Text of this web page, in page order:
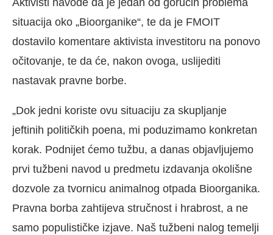
Aktivisti navode da je jedan od gorućih problema
situacija oko „Bioorganike“, te da je FMOIT
dostavilo komentare aktivista investitoru na ponovo
očitovanje, te da će, nakon ovoga, uslijediti
nastavak pravne borbe.
„Dok jedni koriste ovu situaciju za skupljanje
jeftinih političkih poena, mi poduzimamo konkretan
korak. Podnijet ćemo tužbu, a danas objavljujemo
prvi tužbeni navod u predmetu izdavanja okolišne
dozvole za tvornicu animalnog otpada Bioorganika.
Pravna borba zahtijeva stručnost i hrabrost, a ne
samo populističke izjave. Naš tužbeni nalog temelji